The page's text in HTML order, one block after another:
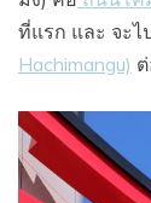
ที่แรก และ จะไ
Hachimangu)